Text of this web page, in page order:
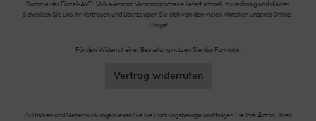
Summe der Einzel-AVP. Volksversand Versandapotheke liefert schnell, zuverlässig und diskret.
Schenken Sie uns Ihr Vertrauen und überzeugen Sie sich von den vielen Vorteilen unseres Online-
Shops!
Für den Widerruf einer Bestellung nutzen Sie das Formular:
Vertrag widerrufen
Zu Risiken und Nebenwirkungen lesen Sie die Packungsbeilage und fragen Sie Ihre Ärztin, Ihren